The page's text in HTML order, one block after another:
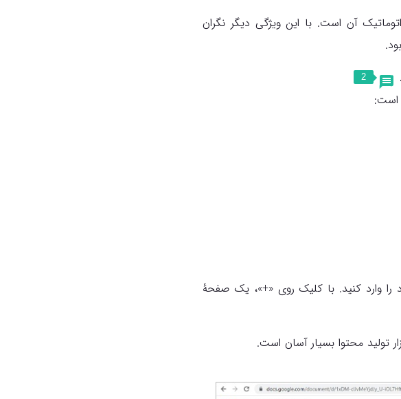
آن است. با این ویژگی دیگر نگران
2
است:
وارد کنید. با کلیک روی «+»، یک صفحۀ
تولید محتوا بسیار آسان است.